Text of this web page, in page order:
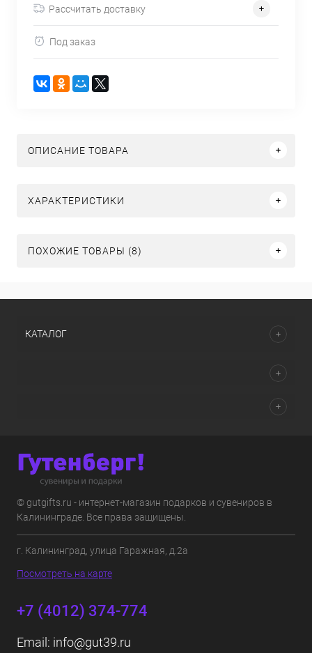
Рассчитать доставку
Под заказ
ОПИСАНИЕ ТОВАРА
ХАРАКТЕРИСТИКИ
ПОХОЖИЕ ТОВАРЫ (8)
КАТАЛОГ
© gutgifts.ru - интернет-магазин подарков и сувениров в
Калининграде. Все права защищены.
г. Калининград, улица Гаражная, д.2а
Посмотреть на карте
+7 (4012) 374-774
Email: info@gut39.ru